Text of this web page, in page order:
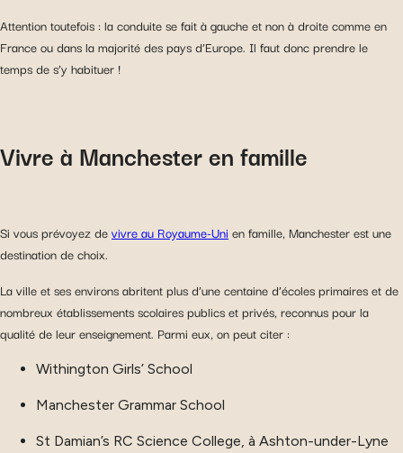
Attention toutefois : la conduite se fait à gauche et non à droite comme en
France ou dans la majorité des pays d’Europe. Il faut donc prendre le
temps de s’y habituer !
Vivre à Manchester en famille
Si vous prévoyez devivre au Royaume-Uni en famille, Manchester est une
destination de choix.
La ville et ses environs abritent plus d’une centaine d’écoles primaires et de
nombreux établissements scolaires publics et privés, reconnus pour la
qualité de leur enseignement. Parmi eux, on peut citer :
Withington Girls’ School
Manchester Grammar School
St Damian’s RC Science College, à Ashton-under-Lyne